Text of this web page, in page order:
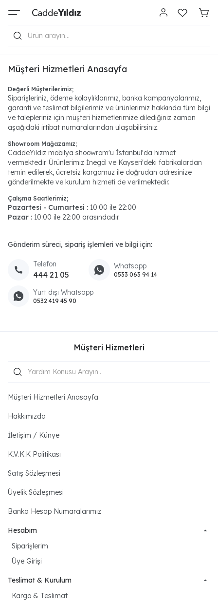
Müşteri Hizmetleri Anasayfa
Değerli Müşterilerimiz;
Siparişleriniz, ödeme kolaylıklarımız, banka kampanyalarımız,
garanti ve teslimat bilgilerimiz ve ürünlerimiz hakkında tüm bilgi
ve talepleriniz için müşteri hizmetlerimize dilediğiniz zaman
aşağıdaki irtibat numaralarından ulaşabilirsiniz.
Showroom Mağazamız;
CaddeYıldız mobilya shoowrom'u İstanbul'da hizmet
vermektedir. Ürünlerimiz İnegöl ve Kayseri'deki fabrikalardan
temin edilerek, ücretsiz kargomuz ile doğrudan adresinize
gönderilmekte ve kurulum hizmeti de verilmektedir.
Çalışma Saatlerimiz;
Pazartesi - Cumartesi : 10:00 ile 22:00
Pazar : 10:00 ile 22:00 arasındadır.
Gönderim süreci, sipariş işlemleri ve bilgi için:
Telefon
444 21 05
Whatsapp
0533 063 94 14
Yurt dışı Whatsapp
0532 419 45 90
Müşteri Hizmetleri
Müşteri Hizmetleri Anasayfa
Hakkımızda
İletişim / Künye
K.V.K.K Politikası
Satış Sözleşmesi
Üyelik Sözleşmesi
Banka Hesap Numaralarımız
Hesabım
Siparişlerim
Üye Girişi
Teslimat & Kurulum
Kargo & Teslimat